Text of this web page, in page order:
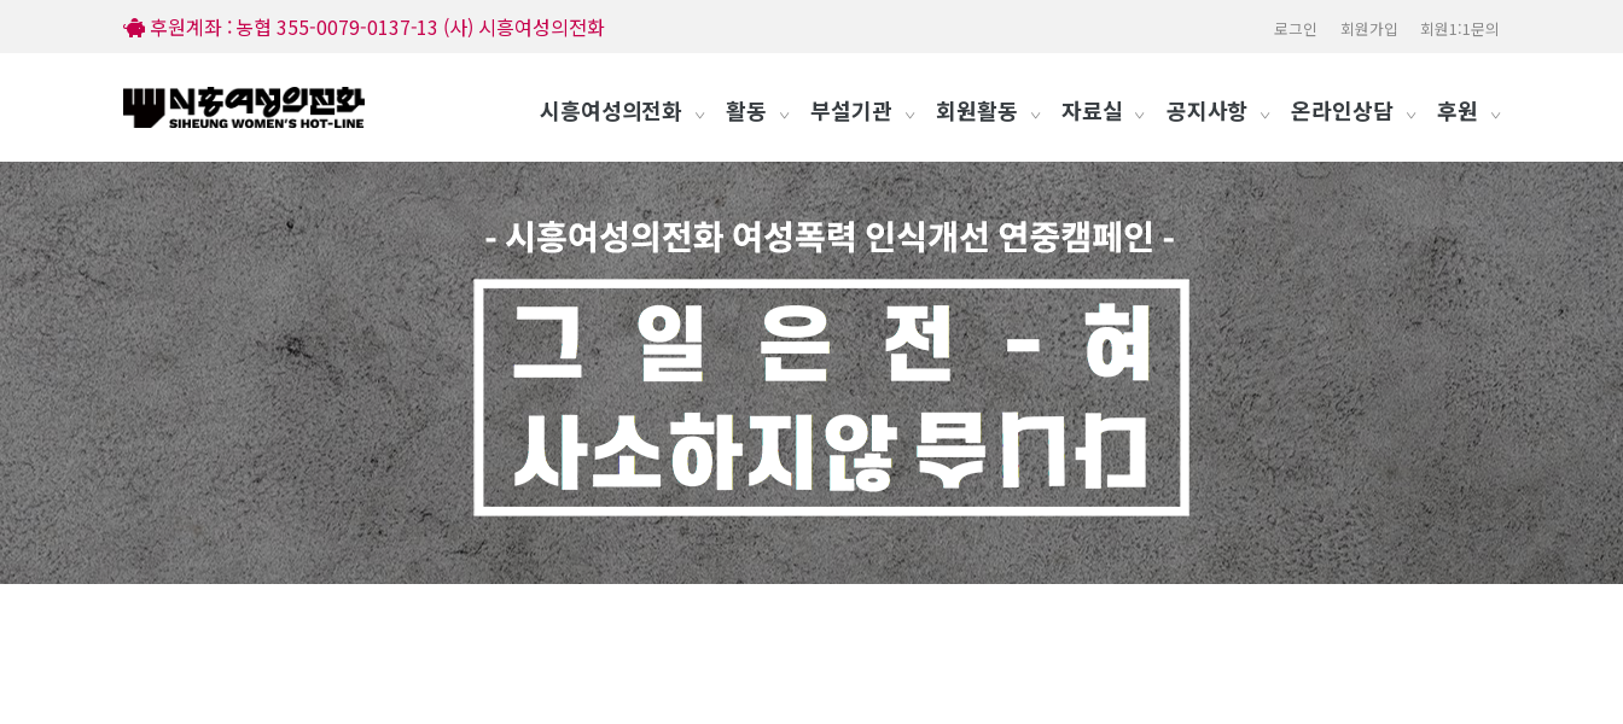
후원계좌 : 농협 355-0079-0137-13 (사) 시흥여성의전화 로그인 회원가입 회원1:1문의
시흥여성의전화 활동 부설기관 회원활동 자료실 공지사항 온라인상담 후원